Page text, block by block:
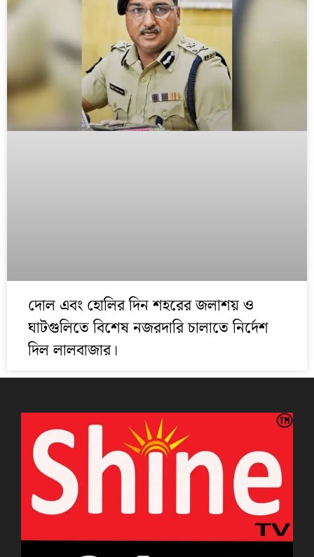
দোল এবং হোলির দিন শহরের জলাশয় ও
ঘাটগুলিতে বিশেষ নজরদারি চালাতে নির্দেশ
দিল লালবাজার।